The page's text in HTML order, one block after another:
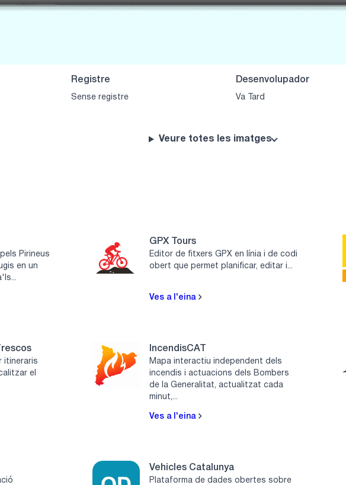
Registre
Sense registre
Desenvolupador
Va Tard
Veure totes les imatges
Pirineus
en un
GPX Tours
Editor de fitxers GPX en línia i de codi
obert que permet planificar, editar i...
Ves a l'eina
itineraris
el
IncendisCAT
Mapa interactiu independent dels
incendis i actuacions dels Bombers
de la Generalitat, actualitzat cada
minut,...
Ves a l'eina
Vehicles Catalunya
Plataforma de dades obertes sobre